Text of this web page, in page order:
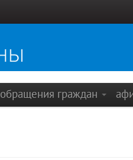
обращения граждан